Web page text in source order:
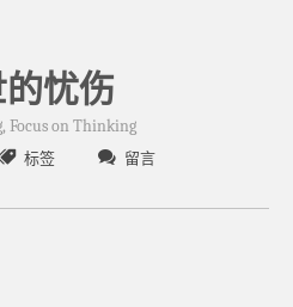
的忧伤
Focus on Thinking
标签 留言